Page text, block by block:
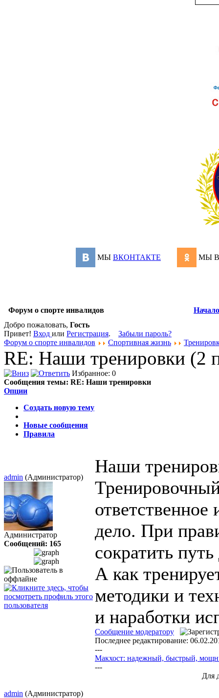
МЫ ВКОНТАКТЕ МЫ
Форум о спорте инвалидов
Начало
Добро пожаловать, Гость
Привет! Вход или Регистрация. Забыли пароль?
Форум о спорте инвалидов
Спортивная жизнь
RE: Наши тренировки (2
Избранное: 0
Сообщения темы: RE: Наши тренировки
Опции
Создать новую тему
Новые сообщения
Правила
admin (Администратор)
Администратор
Сообщений: 165
Наши
дело. При
сократить
А как
методики и
и наработки
Сообщение модератору
Последнее редактирование:
---
Макхост: надежный, быстрый,
---
Для
admin (Администратор)